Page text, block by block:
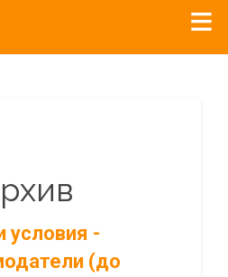
условия -
(до